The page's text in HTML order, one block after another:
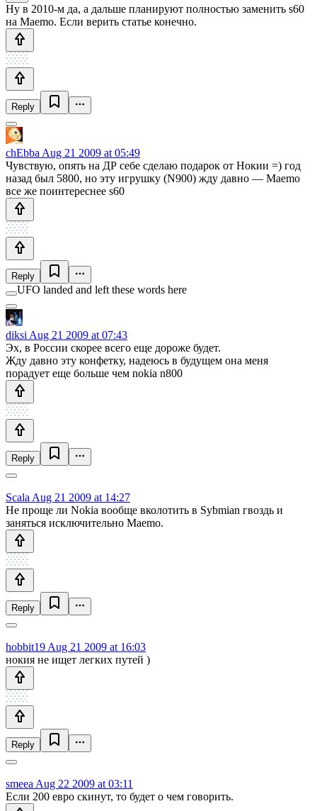
Ну в 2010-м да, а дальше планируют полностью заменить s60
на Maemo. Если верить статье конечно.
Reply
chEbba Aug 21 2009 at 05:49
Чувствую, опять на ДР себе сделаю подарок от Нокии =) год
назад был 5800, но эту игрушку (N900) жду давно — Maemo
все же поинтереснее s60
Reply
UFO landed and left these words here
diksi Aug 21 2009 at 07:43
Эх, в России скорее всего еще дороже будет.
Жду давно эту конфетку, надеюсь в будущем она меня
порадует еще больше чем nokia n800
Reply
Scala Aug 21 2009 at 14:27
Не проще ли Nokia вообще вколотить в Sybmian гвоздь и
заняться исключительно Maemo.
Reply
hobbit19 Aug 21 2009 at 16:03
нокия не ищет легких путей )
Reply
smeea Aug 22 2009 at 03:11
Если 200 евро скинут, то будет о чем говорить.